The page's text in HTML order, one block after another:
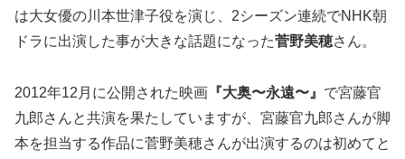
は大女優の川本世津子役を演じ、2シーズン連続でNHK朝
ドラに出演した事が大きな話題になった菅野美穂さん。
2012年12月に公開された映画 『大奥〜永遠〜』 で宮藤官
九郎さんと共演を果たしていますが、宮藤官九郎さんが脚
本を担当する作品に菅野美穂さんが出演するのは初めてと